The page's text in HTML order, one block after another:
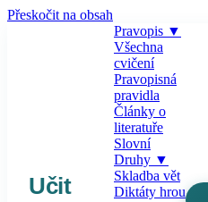
Přeskočit na obsah
Učit
Pravopis ▼
Všechna
cvičení
Pravopisná
pravidla
Články o
literatuře
Slovní
Druhy ▼
Skladba vět
Diktáty hrou